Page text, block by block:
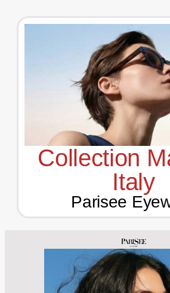
Collection
Italy
Parisee